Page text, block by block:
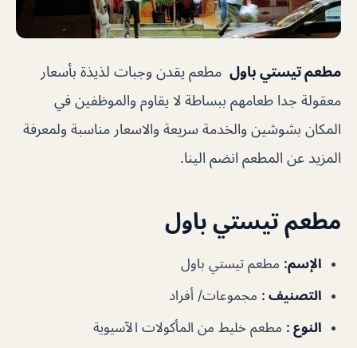
مطعم تيستي باول مطعم يقدن وجبات لذيذة بأسعار
معقولة جدا طعامهم ببساطة لا يقاوم والموظفين في
المكان بشوشين والخدمة سريعة والاسعار مناسبة ولمعرفة
المزيد عن المطعم انضم الينا.
مطعم تيستي باول
الإسم: مطعم تيستي باول
التصنيف : مجموعات/ أفراد
النوع : مطعم خليط من المأكولات الآسيوية